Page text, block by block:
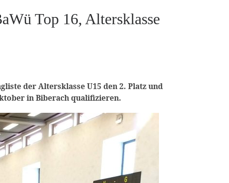
Top 16, Altersklasse
der Altersklasse U15 den 2. Platz und
in Biberach qualifizieren.